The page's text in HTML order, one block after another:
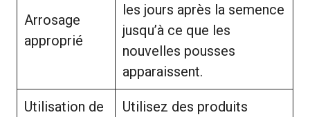
Arrosage
approprié
les jours après la semence
jusqu’à ce que les
nouvelles pousses
apparaissent.
Utilisation de
Utilisez des produits